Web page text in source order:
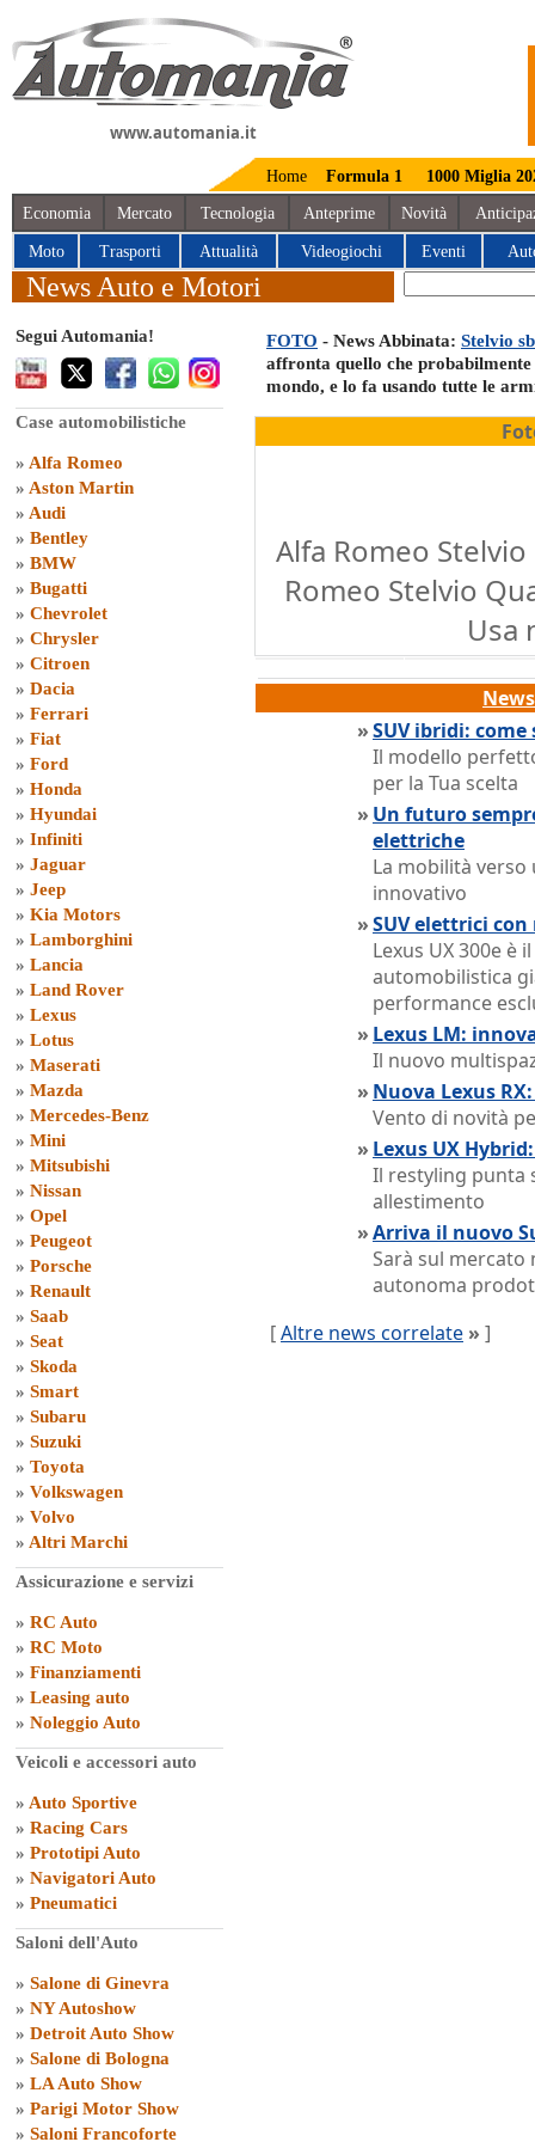
www.automania.it
Home Formula 1 1000 Miglia
Economia Mercato Tecnologia Anteprime Novità
Moto Trasporti Attualità Videogiochi Eventi
News Auto e Motori
Segui Automania!
Case automobilistiche
» Alfa Romeo
» Aston Martin
» Audi
» Bentley
» BMW
» Bugatti
» Chevrolet
» Chrysler
» Citroen
» Dacia
» Ferrari
» Fiat
» Ford
» Honda
» Hyundai
» Infiniti
» Jaguar
» Jeep
» Kia Motors
» Lamborghini
» Lancia
» Land Rover
» Lexus
» Lotus
» Maserati
» Mazda
» Mercedes-Benz
» Mini
» Mitsubishi
» Nissan
» Opel
» Peugeot
» Porsche
» Renault
» Saab
» Seat
» Skoda
» Smart
» Subaru
» Suzuki
» Toyota
» Volkswagen
» Volvo
» Altri Marchi
Assicurazione e servizi
» RC Auto
» RC Moto
» Finanziamenti
» Leasing auto
» Noleggio Auto
Veicoli e accessori auto
» Auto Sportive
» Racing Cars
» Prototipi Auto
» Navigatori Auto
» Pneumatici
Saloni dell'Auto
» Salone di Ginevra
» NY Autoshow
» Detroit Auto Show
» Salone di Bologna
» LA Auto Show
» Parigi Motor Show
» Saloni Francoforte
FOTO - News Abbinata: Stelvio
affronta quello che
mondo, e lo fa usando tutte le
Alfa Romeo
Romeo Stelvio
Usa
»SUV ibridi: come
Il modello
per la Tua scelta
» Un futuro
elettriche
La mobilità
innovativo
»SUV elettrici
Lexus UX 300e è
automobilistica
performance
» Lexus LM:
Il nuovo
» Nuova Lexus
Vento di novità
» Lexus UX
Il restyling punta
allestimento
»Arriva il nuovo
Sarà sul mercato
autonoma
[Altre news correlate » ]